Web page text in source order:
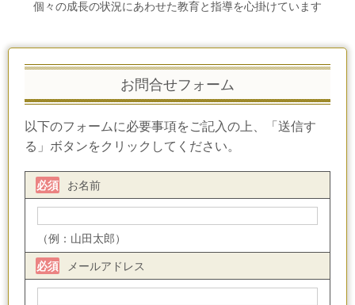
個々の成長の状況にあわせた教育と指導を心掛けています
お問合せフォーム
以下のフォームに必要事項をご記入の上、「送信す
る」ボタンをクリックしてください。
お名前
必須
（例：山田太郎）
メールアドレス
必須